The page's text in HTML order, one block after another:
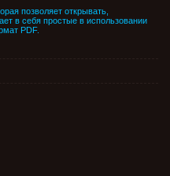
позволяет открывать,
в себя простые в использовании
PDF.